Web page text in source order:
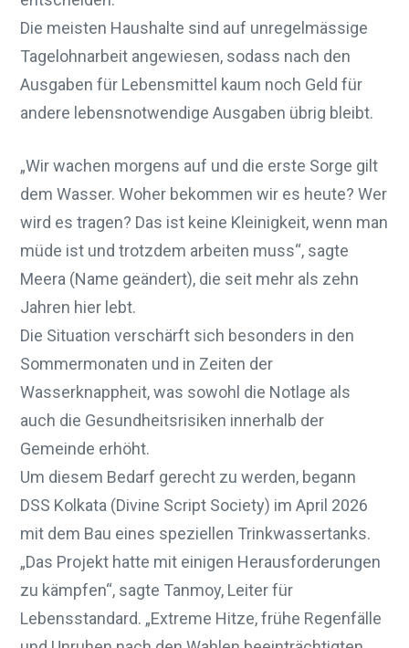
Die meisten Haushalte sind auf unregelmässige
Tagelohnarbeit angewiesen, sodass nach den
Ausgaben für Lebensmittel kaum noch Geld für
andere lebensnotwendige Ausgaben übrig bleibt.
„Wir wachen morgens auf und die erste Sorge gilt
dem Wasser. Woher bekommen wir es heute? Wer
wird es tragen? Das ist keine Kleinigkeit, wenn man
müde ist und trotzdem arbeiten muss“, sagte
Meera (Name geändert), die seit mehr als zehn
Jahren hier lebt.
Die Situation verschärft sich besonders in den
Sommermonaten und in Zeiten der
Wasserknappheit, was sowohl die Notlage als
auch die Gesundheitsrisiken innerhalb der
Gemeinde erhöht.
Um diesem Bedarf gerecht zu werden, begann
DSS Kolkata (Divine Script Society) im April 2026
mit dem Bau eines speziellen Trinkwassertanks.
„Das Projekt hatte mit einigen Herausforderungen
zu kämpfen“, sagte Tanmoy, Leiter für
Lebensstandard. „Extreme Hitze, frühe Regenfälle